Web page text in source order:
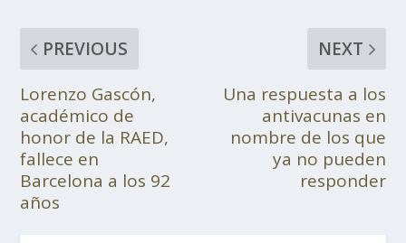
PREVIOUS
Lorenzo Gascón,
académico de
honor de la RAED,
fallece en
Barcelona a los 92
años
NEXT
Una respuesta a los
antivacunas en
nombre de los que
ya no pueden
responder